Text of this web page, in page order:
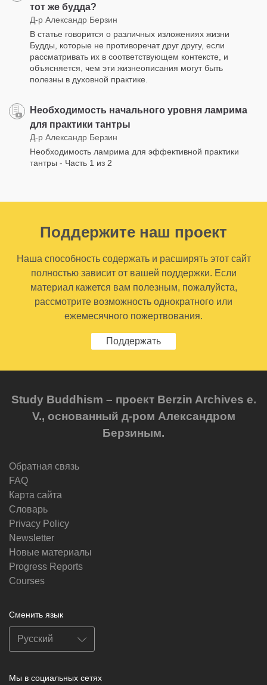
тот же будда?
Д-р Александр Берзин
В статье говорится о различных изложениях жизни
Будды, которые не противоречат друг другу, если
рассматривать их в соответствующем контексте, и
объясняется, чем эти жизнеописания могут быть
полезны в духовной практике.
Необходимость начального уровня ламрима
для практики тантры
Д-р Александр Берзин
Необходимость ламрима для эффективной практики
тантры - Часть 1 из 2
Поддержите наш проект
Наша способность содержать и расширять этот сайт
полностью зависит от вашей поддержки. Если
материал кажется вам полезным, пожалуйста,
рассмотрите возможность однократного или
ежемесячного пожертвования.
Поддержать
Study Buddhism – проект Berzin Archives e.
V., основанный д-ром Александром
Берзиным.
Обратная связь
FAQ
Карта сайта
Словарь
Privacy Policy
Newsletter
Новые материалы
Progress Reports
Courses
Сменить язык
Мы в социальных сетях